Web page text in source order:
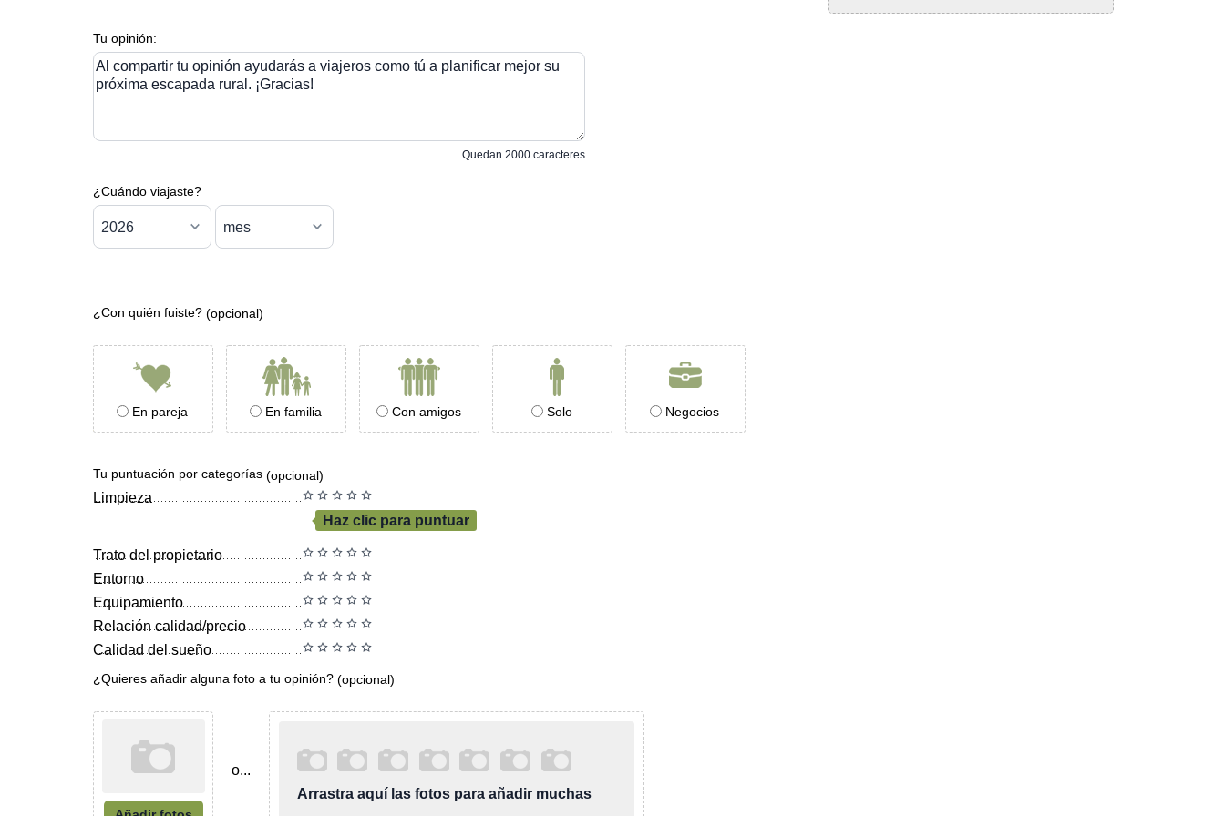
Tu opinión:
Al compartir tu opinión ayudarás a viajeros como tú a planificar mejor su
próxima escapada rural. ¡Gracias!
Quedan 2000 caracteres
¿Cuándo viajaste?
¿Con quién fuiste? (opcional)
En pareja En familia Con amigos Solo Negocios
Tu puntuación por categorías (opcional)
Limpieza
Haz clic para puntuar
Trato del propietario
Entorno
Equipamiento
Relación calidad/precio
Calidad del sueño
¿Quieres añadir alguna foto a tu opinión? (opcional)
o...
Arrastra aquí las fotos para añadir muchas